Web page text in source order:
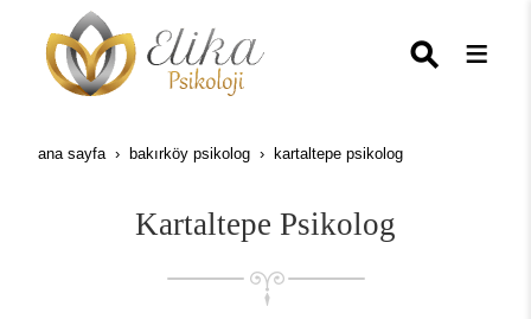
ana sayfa bakırköy psikolog kartaltepe psikolog
Kartaltepe Psikolog